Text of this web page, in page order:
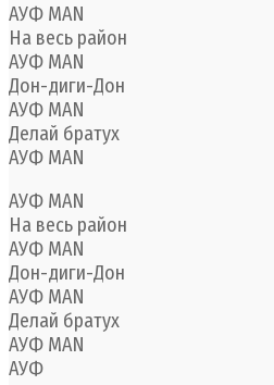
АУФ MAN
На весь район
АУФ MAN
Дон-диги-Дон
АУФ MAN
Делай братух
АУФ MAN
АУФ MAN
На весь район
АУФ MAN
Дон-диги-Дон
АУФ MAN
Делай братух
АУФ MAN
АУФ